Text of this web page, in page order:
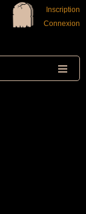
Inscription
Connexion